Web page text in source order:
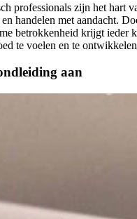
professionals zijn het hart
handelen met aandacht.
betrokkenheid krijgt ieder
te voelen en te
aan